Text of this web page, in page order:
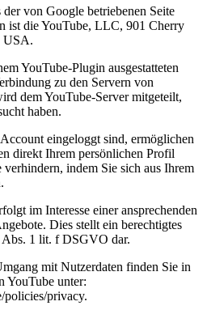
von Google betriebenen Seite
ist die YouTube, LLC, 901 Cherry
USA.
YouTube-Plugin ausgestatteten
zu den Servern von
dem YouTube-Server mitgeteilt,
haben.
eingeloggt sind, ermöglichen
direkt Ihrem persönlichen Profil
indem Sie sich aus Ihrem
im Interesse einer ansprechenden
Dies stellt ein berechtigtes
Abs. 1 lit. f DSGVO dar.
mit Nutzerdaten finden Sie in
YouTube unter:
privacy.